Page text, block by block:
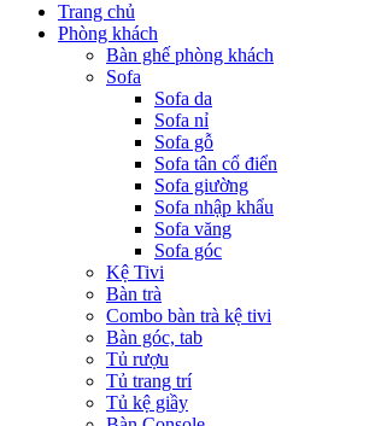
Trang chủ
Phòng khách
Bàn ghế phòng khách
Sofa
Sofa da
Sofa nỉ
Sofa gỗ
Sofa tân cổ điển
Sofa giường
Sofa nhập khẩu
Sofa văng
Sofa góc
Kệ Tivi
Bàn trà
Combo bàn trà kệ tivi
Bàn góc, tab
Tủ rượu
Tủ trang trí
Tủ kệ giầy